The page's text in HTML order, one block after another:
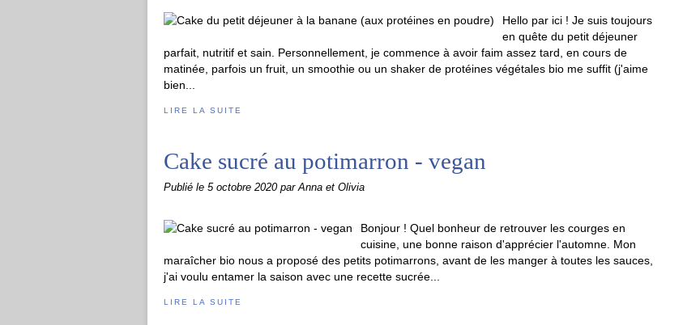
Hello par ici ! Je suis toujours
en quête du petit déjeuner
parfait, nutritif et sain. Personnellement, je commence à avoir faim assez tard, en cours de
matinée, parfois un fruit, un smoothie ou un shaker de protéines végétales bio me suffit (j'aime
bien...
LIRE LA SUITE
Cake sucré au potimarron - vegan
Publié le 5 octobre 2020 par Anna et Olivia
Bonjour ! Quel bonheur de retrouver les courges en
cuisine, une bonne raison d'apprécier l'automne. Mon
maraîcher bio nous a proposé des petits potimarrons, avant de les manger à toutes les sauces,
j'ai voulu entamer la saison avec une recette sucrée...
LIRE LA SUITE